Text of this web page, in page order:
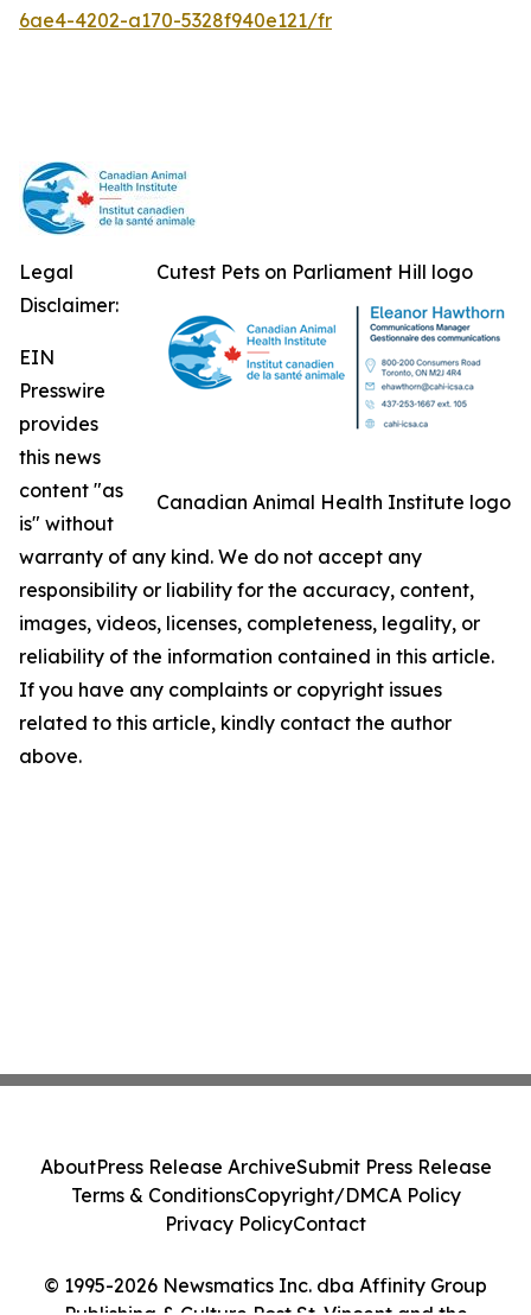
6ae4-4202-a170-5328f940e121/fr
Cutest Pets on Parliament Hill logo
Canadian Animal Health Institute logo
Legal
Disclaimer:
EIN
Presswire
provides
this news
content "as
is" without
warranty of any kind. We do not accept any
responsibility or liability for the accuracy, content,
images, videos, licenses, completeness, legality, or
reliability of the information contained in this article.
If you have any complaints or copyright issues
related to this article, kindly contact the author
above.
© 1995-2026 Newsmatics Inc. dba Affinity Group
AboutPress Release ArchiveSubmit Press Release
Terms & ConditionsCopyright/DMCA Policy
Privacy PolicyContact